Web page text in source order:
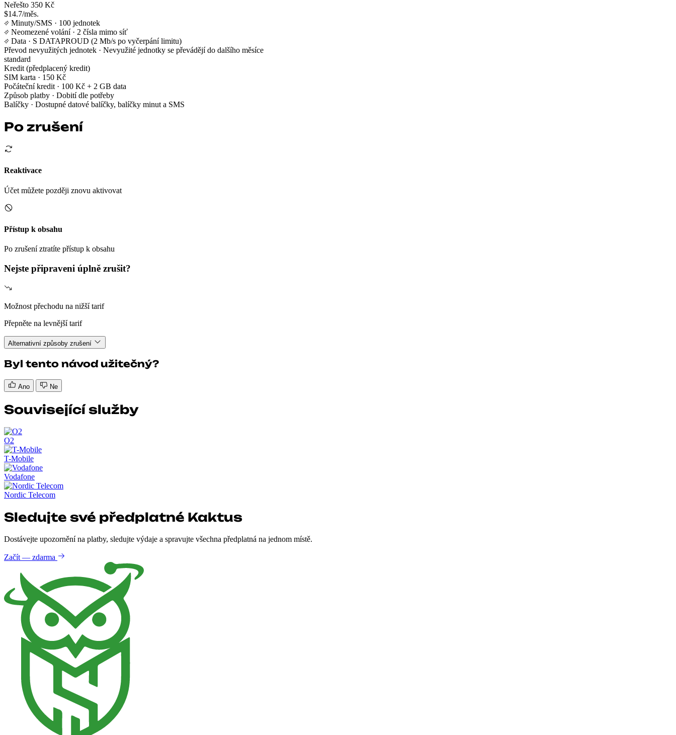
Neřešto 350 Kč
$14.7/měs.
Minuty/SMS · 100 jednotek
Neomezené volání · 2 čísla mimo síť
Data · S DATAPROUD (2 Mb/s po vyčerpání limitu)
Převod nevyužitých jednotek · Nevyužité jednotky se převádějí do dalšího měsíce
standard
Kredit (předplacený kredit)
SIM karta · 150 Kč
Počáteční kredit · 100 Kč + 2 GB data
Způsob platby · Dobití dle potřeby
Balíčky · Dostupné datové balíčky, balíčky minut a SMS
Po zrušení
Reaktivace
Účet můžete později znovu aktivovat
Přístup k obsahu
Po zrušení ztratíte přístup k obsahu
Nejste připraveni úplně zrušit?
Možnost přechodu na nižší tarif
Přepněte na levnější tarif
Alternativní způsoby zrušení
Byl tento návod užitečný?
Ano Ne
Související služby
O2
T-Mobile
Vodafone
Nordic Telecom
Sledujte své předplatné Kaktus
Dostávejte upozornění na platby, sledujte výdaje a spravujte všechna předplatná na jednom místě.
Začít — zdarma